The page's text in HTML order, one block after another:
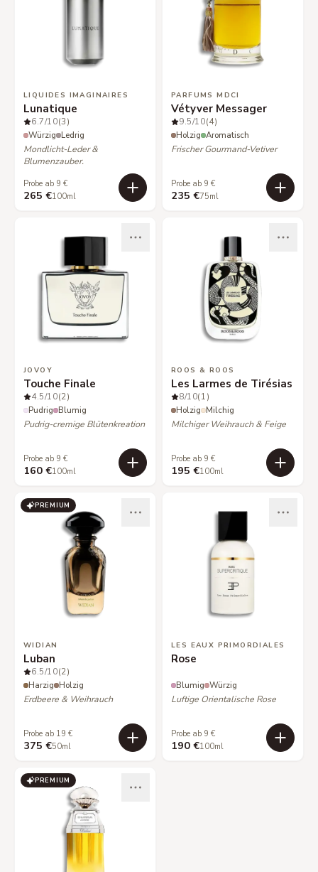
LIQUIDES IMAGINAIRES
Lunatique
6.7/10(3)
Würzig Ledrig
Mondlicht-Leder &
Blumenzauber.
Probe ab 9 €
265 €100ml
PARFUMS MDCI
Vétyver Messager
9.5/10(4)
Holzig Aromatisch
Frischer Gourmand-Vetiver
Probe ab 9 €
235 €75ml
JOVOY
Touche Finale
4.5/10(2)
Pudrig Blumig
Pudrig-cremige Blütenkreation
Probe ab 9 €
160 €100ml
ROOS & ROOS
Les Larmes de Tirésias
8/10(1)
Holzig Milchig
Milchiger Weihrauch & Feige
Probe ab 9 €
195 €100ml
PREMIUM
WIDIAN
Luban
6.5/10(2)
Harzig Holzig
Erdbeere & Weihrauch
Probe ab 19 €
375 €50ml
LES EAUX PRIMORDIALES
Rose
Blumig Würzig
Luftige Orientalische Rose
Probe ab 9 €
190 €100ml
PREMIUM